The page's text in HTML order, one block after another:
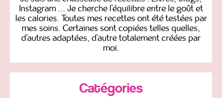
Instagram ... Je cherche l'équilibre entre le goût et
les calories. Toutes mes recettes ont été testées par
mes soins. Certaines sont copiées telles quelles,
d'autres adaptées, d'autre totalement créées par
moi.
Catégories